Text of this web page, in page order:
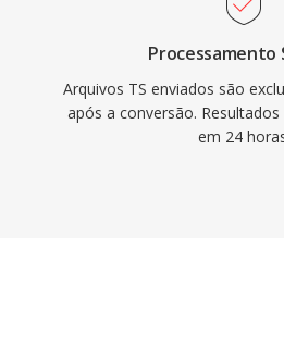
Processamento
Arquivos TS enviados são
após a conversão.
em 24